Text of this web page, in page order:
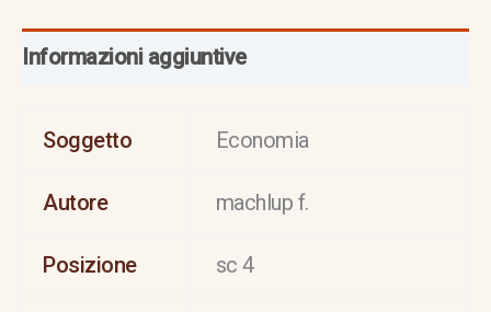
Informazioni aggiuntive
Soggetto Economia
Autore machlup f.
Posizione sc 4